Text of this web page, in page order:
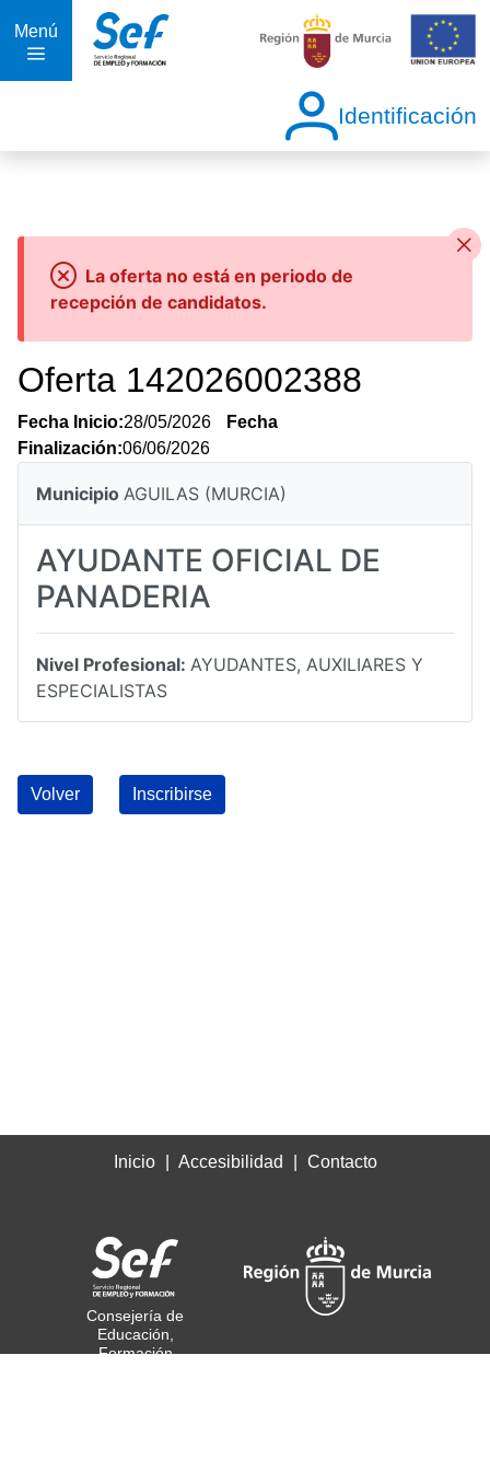
Menú
Identificación
La oferta no está en periodo de
recepción de candidatos.
Oferta 142026002388
Fecha Inicio:28/05/2026
Fecha
Finalización:06/06/2026
Municipio AGUILAS (MURCIA)
AYUDANTE OFICIAL DE
PANADERIA
Nivel Profesional: AYUDANTES, AUXILIARES Y
ESPECIALISTAS
Volver Inscribirse
Inicio Accesibilidad Contacto
Consejería de
Educación,
Formación